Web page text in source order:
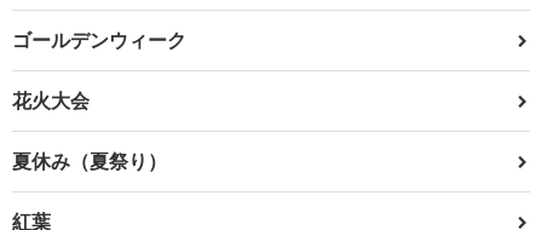
ゴールデンウィーク
花火大会
夏休み（夏祭り）
紅葉